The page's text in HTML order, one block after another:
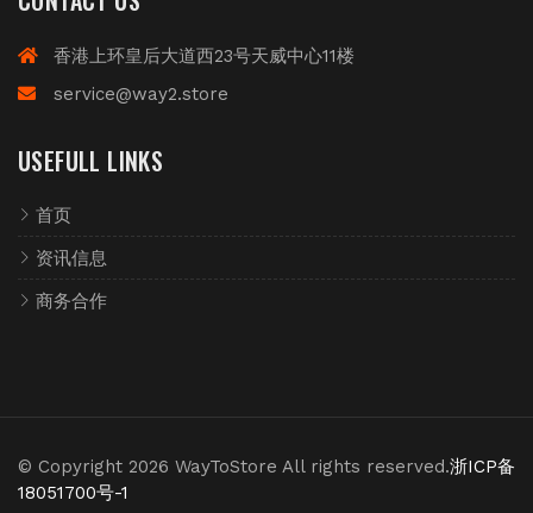
香港上环皇后大道西23号天威中心11楼
service@way2.store
USEFULL LINKS
首页
资讯信息
商务合作
© Copyright 2026 WayToStore All rights reserved.浙ICP备
18051700号-1